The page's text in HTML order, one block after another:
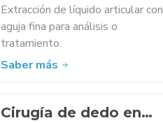
Extracción de líquido articular con
aguja fina para análisis o
tratamiento.
Saber más
Cirugía de dedo en